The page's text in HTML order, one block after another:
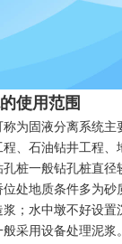
使用范围
为固液分离系统主
、石油钻井工程、
桩一般钻孔桩直径
处地质条件多为砂
；水中墩不好设置
采用设备处理泥浆